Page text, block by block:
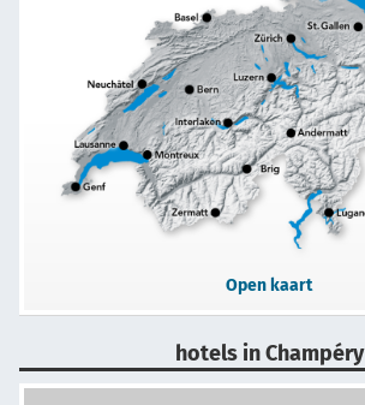
Open kaart
hotels in Champéry